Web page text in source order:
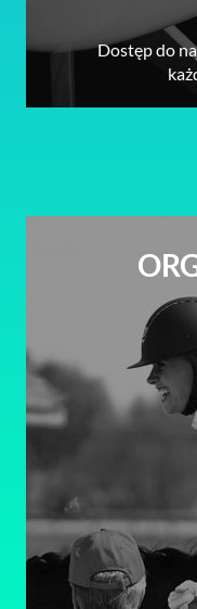
Dostęp do